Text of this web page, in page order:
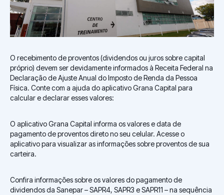
O recebimento de proventos (dividendos ou juros sobre capital
próprio) devem ser devidamente informados à Receita Federal na
Declaração de Ajuste Anual do Imposto de Renda da Pessoa
Física. Conte com a ajuda do aplicativo Grana Capital para
calcular e declarar esses valores:
O aplicativo Grana Capital informa os valores e data de
pagamento de proventos direto no seu celular. Acesse o
aplicativo para visualizar as informações sobre proventos de sua
carteira.
Confira informações sobre os valores do pagamento de
dividendos da Sanepar – SAPR4, SAPR3 e SAPR11 – na sequência